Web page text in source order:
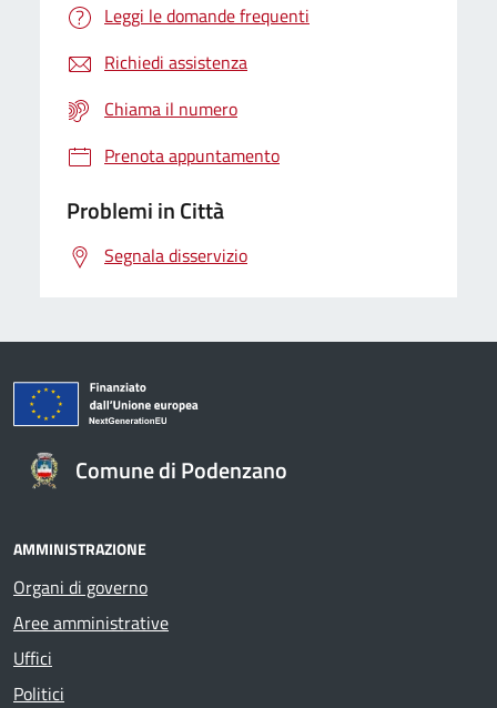
Leggi le domande frequenti
Richiedi assistenza
Chiama il numero
Prenota appuntamento
Problemi in Città
Segnala disservizio
Comune di Podenzano
AMMINISTRAZIONE
Organi di governo
Aree amministrative
Uffici
Politici